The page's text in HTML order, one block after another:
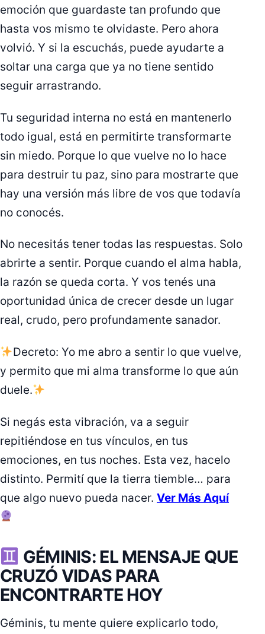
emoción que guardaste tan profundo que
hasta vos mismo te olvidaste. Pero ahora
volvió. Y si la escuchás, puede ayudarte a
soltar una carga que ya no tiene sentido
seguir arrastrando.
Tu seguridad interna no está en mantenerlo
todo igual, está en permitirte transformarte
sin miedo. Porque lo que vuelve no lo hace
para destruir tu paz, sino para mostrarte que
hay una versión más libre de vos que todavía
no conocés.
No necesitás tener todas las respuestas. Solo
abrirte a sentir. Porque cuando el alma habla,
la razón se queda corta. Y vos tenés una
oportunidad única de crecer desde un lugar
real, crudo, pero profundamente sanador.
Decreto: Yo me abro a sentir lo que vuelve,
y permito que mi alma transforme lo que aún
duele.
Si negás esta vibración, va a seguir
repitiéndose en tus vínculos, en tus
emociones, en tus noches. Esta vez, hacelo
distinto. Permití que la tierra tiemble… para
que algo nuevo pueda nacer. Ver Más Aquí
GÉMINIS: EL MENSAJE QUE
CRUZÓ VIDAS PARA
ENCONTRARTE HOY
Géminis, tu mente quiere explicarlo todo,